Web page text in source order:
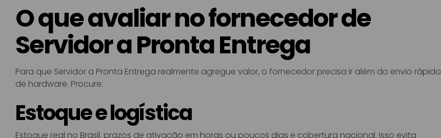
O que avaliar no fornecedor de
Servidor a Pronta Entrega
Para que Servidor a Pronta Entrega realmente agregue valor, o fornecedor precisa ir além do envio rápido
de hardware. Procure:
Estoque e logística
Estoque real no Brasil, prazos de ativação em horas ou poucos dias e cobertura nacional. Isso evita